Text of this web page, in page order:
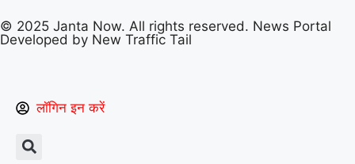
© 2025 Janta Now. All rights reserved. News Portal
Developed by New Traffic Tail
लॉगिन इन करें